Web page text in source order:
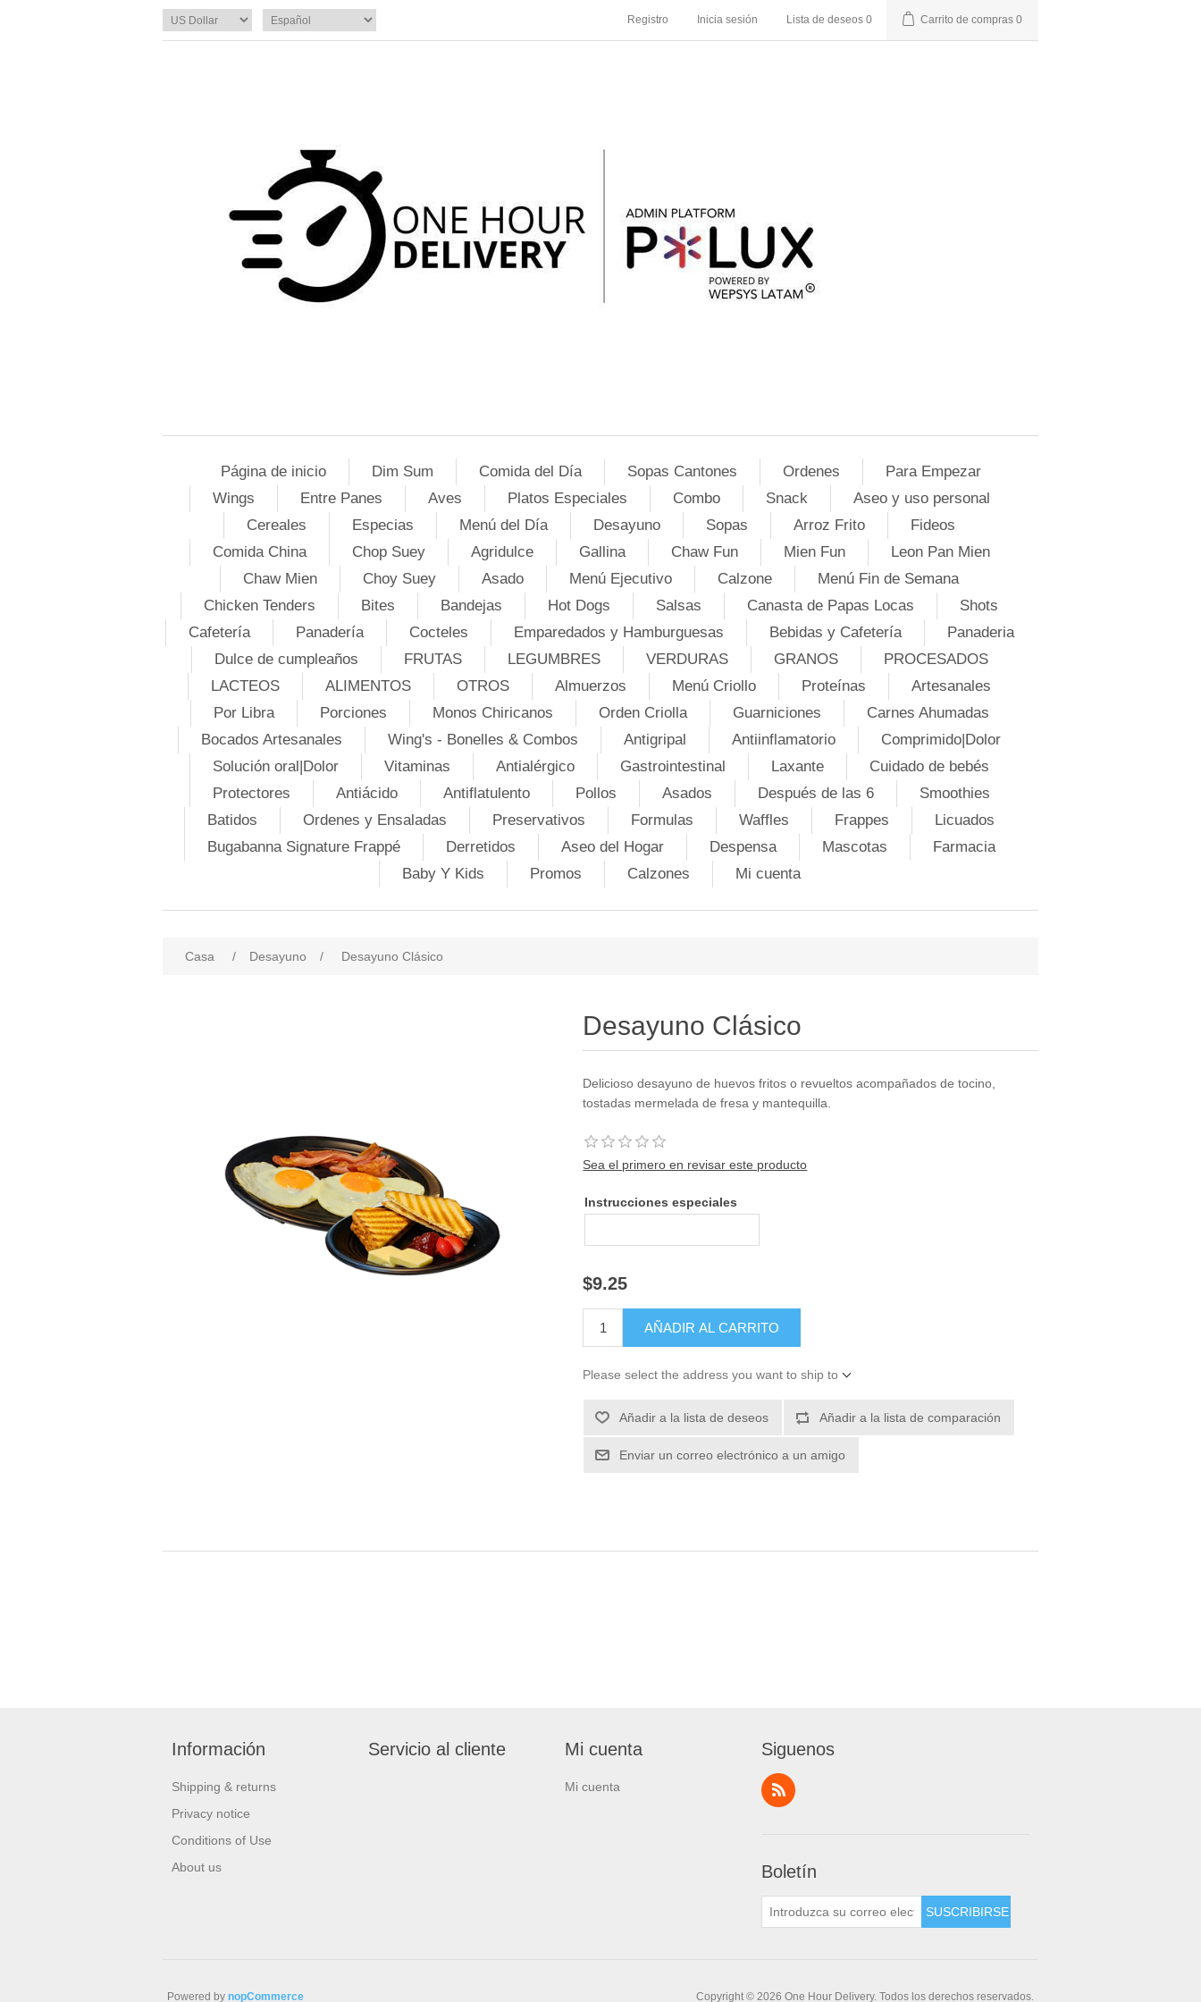
Registro Inicia sesión Lista de deseos 0 Carrito de compras 0
Página de inicio Dim Sum Comida del Día Sopas Cantones Ordenes
Para Empezar
Wings
Entre Panes Aves Platos Especiales Combo Snack
Aseo y uso personal
Cereales
Especias Menú del Día Desayuno Sopas Arroz Frito
Fideos
Comida China
Chop Suey Agridulce Gallina Chaw Fun Mien Fun
Leon Pan Mien
Chaw Mien
Choy Suey Asado Menú Ejecutivo Calzone
Menú Fin de Semana
Chicken Tenders
Bites Bandejas Hot Dogs Salsas Canasta de Papas Locas
Shots
Cafetería
Panadería Cocteles Emparedados y Hamburguesas Bebidas y Cafetería
Panaderia
Dulce de cumpleaños
FRUTAS LEGUMBRES VERDURAS GRANOS
PROCESADOS
LACTEOS
ALIMENTOS OTROS Almuerzos Menú Criollo Proteínas
Artesanales
Por Libra
Porciones Monos Chiricanos Orden Criolla Guarniciones
Carnes Ahumadas
Bocados Artesanales
Wing's - Bonelles & Combos Antigripal Antiinflamatorio
Comprimido|Dolor
Solución oral|Dolor
Vitaminas Antialérgico Gastrointestinal Laxante
Cuidado de bebés
Protectores
Antiácido Antiflatulento Pollos Asados Después de las 6
Smoothies
Batidos
Ordenes y Ensaladas Preservativos Formulas Waffles Frappes
Licuados
Bugabanna Signature Frappé
Derretidos Aseo del Hogar Despensa Mascotas
Farmacia
Baby Y Kids
Promos Calzones Mi cuenta
Casa / Desayuno / Desayuno Clásico
Desayuno Clásico
Delicioso desayuno de huevos fritos o revueltos acompañados de tocino,
tostadas mermelada de fresa y mantequilla.
Sea el primero en revisar este producto
Instrucciones especiales
$9.25
Please select the address you want to ship to
Información
Shipping & returns
Privacy notice
Conditions of Use
About us
Servicio al cliente Mi cuenta
Mi cuenta
Siguenos
Boletín
Copyright © 2026 One Hour Delivery. Todos los derechos reservados.
Powered by nopCommerce